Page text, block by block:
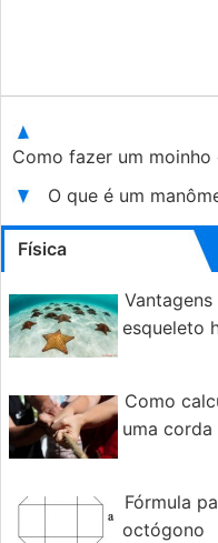
Como fazer um
O que é um
Física
esqueleto
Como
uma corda
Fórmula
octógono